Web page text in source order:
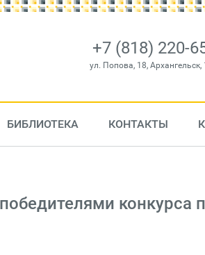
+7 (818) 220-
ул. Попова, 18, Архангельск,
БИБЛИОТЕКА КОНТАКТЫ
конкурса